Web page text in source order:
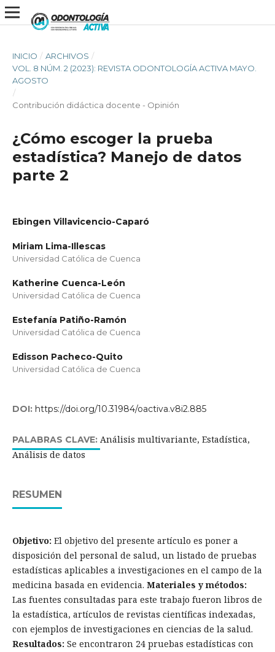
INICIO / ARCHIVOS /
VOL. 8 NÚM. 2 (2023): REVISTA ODONTOLOGÍA ACTIVA MAYO.
AGOSTO
/
Contribución didáctica docente - Opinión
¿Cómo escoger la prueba
estadística? Manejo de datos
parte 2
Ebingen Villavicencio-Caparó
Miriam Lima-Illescas
Universidad Católica de Cuenca
Katherine Cuenca-León
Universidad Católica de Cuenca
Estefanía Patiño-Ramón
Universidad Católica de Cuenca
Edisson Pacheco-Quito
Universidad Católica de Cuenca
DOI: https://doi.org/10.31984/oactiva.v8i2.885
PALABRAS CLAVE: Análisis multivariante, Estadística,
Análisis de datos
RESUMEN
Objetivo: El objetivo del presente artículo es poner a
disposición del personal de salud, un listado de pruebas
estadísticas aplicables a investigaciones en el campo de la
medicina basada en evidencia. Materiales y métodos:
Las fuentes consultadas para este trabajo fueron libros de
la estadística, artículos de revistas científicas indexadas,
con ejemplos de investigaciones en ciencias de la salud.
Resultados: Se encontraron 24 pruebas estadísticas con